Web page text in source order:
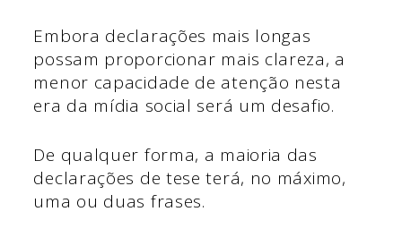
Embora declarações mais longas
possam proporcionar mais clareza, a
menor capacidade de atenção nesta
era da mídia social será um desafio.
De qualquer forma, a maioria das
declarações de tese terá, no máximo,
uma ou duas frases.